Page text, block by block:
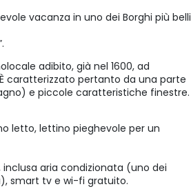
vacanza in uno dei Borghi più belli
adibito, già nel 1600, ad
caratterizzato pertanto da una parte
e piccole caratteristiche finestre.
letto, lettino pieghevole per un
aria condizionata (uno dei
smart tv e wi-fi gratuito.